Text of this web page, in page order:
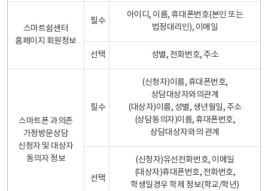
스마트쉼센터
홈페이지 회원정보
필수
아이디, 이름, 휴대폰번호(본인 또는
법정대리인), 이메일
선택 성별, 전화번호, 주소
스마트폰 과의존
가정방문상담
신청자 및 대상자
동의자 정보
필수
(신청자)이름, 휴대폰번호,
상담대상자와의관계
(대상자)이름, 성별, 생년월일, 주소
(상담동의자)이름, 휴대폰번호,
상담대상자와의 관계
선택
(신청자)유선전화번호, 이메일
(대상자)휴대폰번호, 전화번호,
학생일경우 학제 정보(학교/학년)